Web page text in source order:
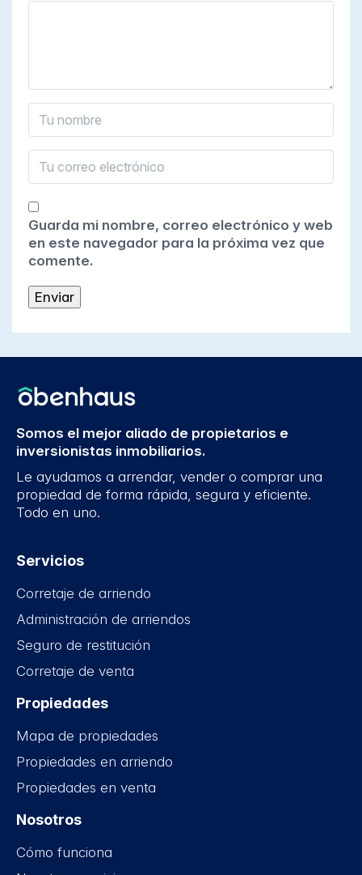
Guarda mi nombre, correo electrónico y web
en este navegador para la próxima vez que
comente.
Somos el mejor aliado de propietarios e
inversionistas inmobiliarios.
Le ayudamos a arrendar, vender o comprar una
propiedad de forma rápida, segura y eficiente.
Todo en uno.
Servicios
Corretaje de arriendo
Administración de arriendos
Seguro de restitución
Corretaje de venta
Propiedades
Mapa de propiedades
Propiedades en arriendo
Propiedades en venta
Nosotros
Cómo funciona